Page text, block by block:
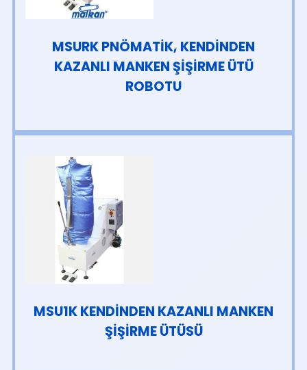
MSURK PNÖMATİK, KENDİNDEN
KAZANLI MANKEN ŞİŞİRME ÜTÜ
ROBOTU
MSU1K KENDİNDEN KAZANLI MANKEN
ŞİŞİRME ÜTÜSÜ